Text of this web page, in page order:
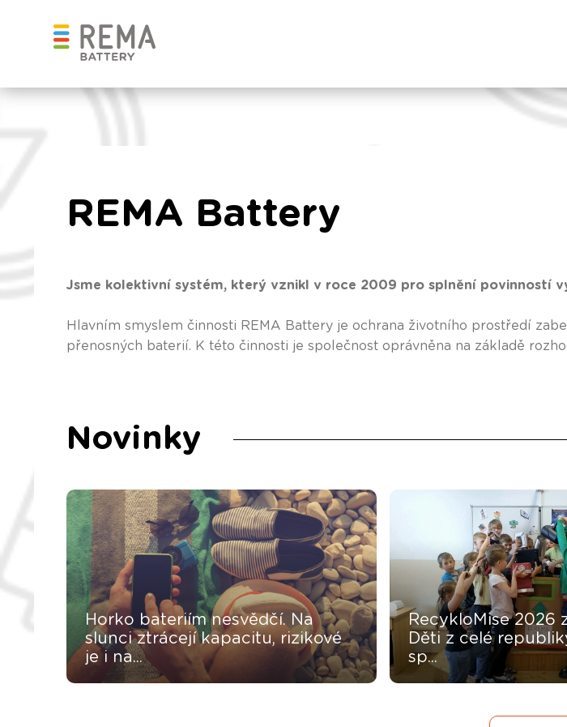
REMA Battery
Jsme kolektivní systém, který vznikl v roce 2009 pro splnění povinností
Hlavním smyslem činnosti REMA Battery je ochrana životního prostředí
přenosných baterií. K této činnosti je společnost oprávněna na základě
Novinky
Horko bateriím nesvědčí. Na
slunci ztrácejí kapacitu, rizikové
je i na...
RecykloMise 2026
Děti z celé
sp...